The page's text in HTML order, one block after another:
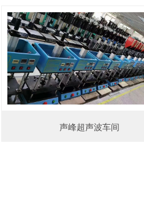
声峰超声波车间